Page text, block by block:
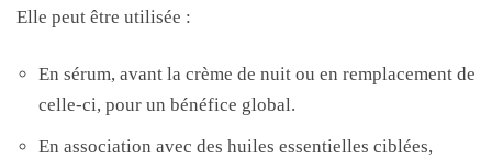
Elle peut être utilisée :
En sérum, avant la crème de nuit ou en remplacement de
celle-ci, pour un bénéfice global.
En association avec des huiles essentielles ciblées,